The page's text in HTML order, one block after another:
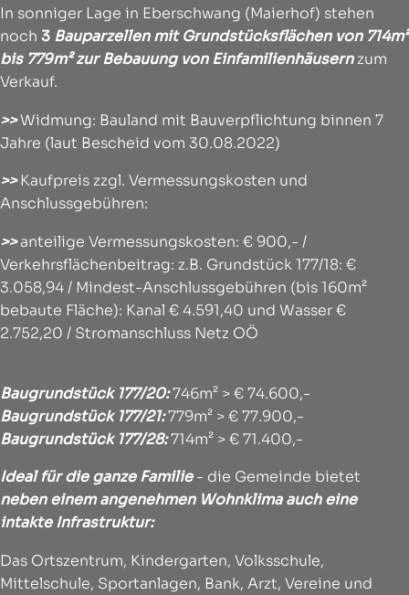
In sonniger Lage in Eberschwang (Maierhof) stehen
noch 3 Bauparzellen mit Grundstücksflächen von 714m²
bis 779m² zur Bebauung von Einfamilienhäusernzum
Verkauf.
>>Widmung: Bauland mit Bauverpflichtung binnen 7
Jahre (laut Bescheid vom 30.08.2022)
>>Kaufpreis zzgl. Vermessungskosten und
Anschlussgebühren:
>>anteilige Vermessungskosten: € 900,- /
Verkehrsflächenbeitrag: z.B. Grundstück 177/18: €
3.058,94 / Mindest-Anschlussgebühren (bis 160m²
bebaute Fläche): Kanal € 4.591,40 und Wasser €
2.752,20 / Stromanschluss Netz OÖ
Baugrundstück 177/20:746m² > € 74.600,-
Baugrundstück 177/21:779m² > € 77.900,-
Baugrundstück 177/28:714m² > € 71.400,-
Ideal für die ganze Familie- die Gemeinde bietet
neben einem angenehmen Wohnklima auch eine
intakte Infrastruktur:
Das Ortszentrum, Kindergarten, Volksschule,
Mittelschule, Sportanlagen, Bank, Arzt, Vereine und